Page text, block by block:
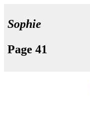
Sophie
Page 41